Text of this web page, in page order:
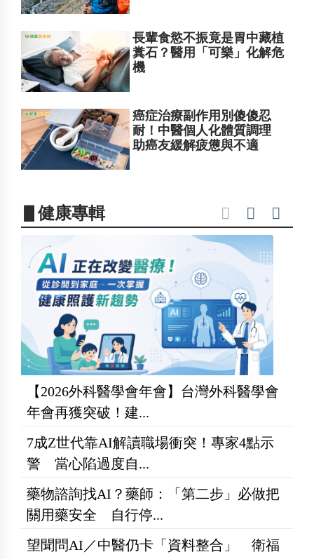
長輩食慾不振竟是胃中藏植
糞石？醫用「可樂」化解危
機
癌症治療副作用別傻傻忍
耐！中醫個人化體質調理
助癌友緩解疲憊與不適
▋健康專輯
【2026外科醫學會年會】台灣外科醫學會
年會再獲突破！建...
7成Z世代靠AI解讀職場衝突！專家4點示
警 當心陷過度自...
藥物諮詢找AI？藥師：「第二步」必做把
關用藥安全 自行停...
望聞問AI／中醫仍卡「資料整合」 衛福